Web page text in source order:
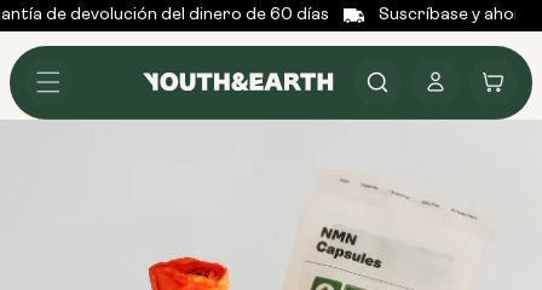
Ir al
contenido
de devolución del dinero de 60 días Suscríbase y ahorre
ConectarseCarrito